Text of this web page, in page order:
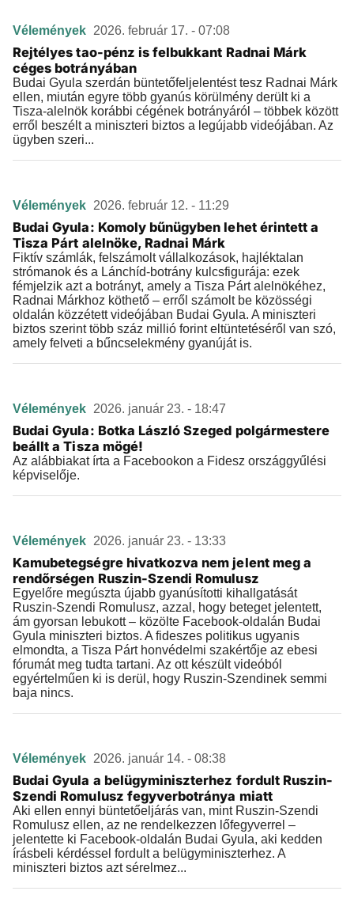
Vélemények 2026. február 17. - 07:08
Rejtélyes tao-pénz is felbukkant Radnai Márk
céges botrányában
Budai Gyula szerdán büntetőfeljelentést tesz Radnai Márk
ellen, miután egyre több gyanús körülmény derült ki a
Tisza-alelnök korábbi cégének botrányáról – többek között
erről beszélt a miniszteri biztos a legújabb videójában. Az
ügyben szeri...
Vélemények 2026. február 12. - 11:29
Budai Gyula: Komoly bűnügyben lehet érintett a
Tisza Párt alelnöke, Radnai Márk
Fiktív számlák, felszámolt vállalkozások, hajléktalan
strómanok és a Lánchíd-botrány kulcsfigurája: ezek
fémjelzik azt a botrányt, amely a Tisza Párt alelnökéhez,
Radnai Márkhoz köthető – erről számolt be közösségi
oldalán közzétett videójában Budai Gyula. A miniszteri
biztos szerint több száz millió forint eltüntetéséről van szó,
amely felveti a bűncselekmény gyanúját is.
Vélemények 2026. január 23. - 18:47
Budai Gyula: Botka László Szeged polgármestere
beállt a Tisza mögé!
Az alábbiakat írta a Facebookon a Fidesz országgyűlési
képviselője.
Vélemények 2026. január 23. - 13:33
Kamubetegségre hivatkozva nem jelent meg a
rendőrségen Ruszin-Szendi Romulusz
Egyelőre megúszta újabb gyanúsítotti kihallgatását
Ruszin-Szendi Romulusz, azzal, hogy beteget jelentett,
ám gyorsan lebukott – közölte Facebook-oldalán Budai
Gyula miniszteri biztos. A fideszes politikus ugyanis
elmondta, a Tisza Párt honvédelmi szakértője az ebesi
fórumát meg tudta tartani. Az ott készült videóból
egyértelműen ki is derül, hogy Ruszin-Szendinek semmi
baja nincs.
Vélemények 2026. január 14. - 08:38
Budai Gyula a belügyminiszterhez fordult Ruszin-
Szendi Romulusz fegyverbotránya miatt
Aki ellen ennyi büntetőeljárás van, mint Ruszin-Szendi
Romulusz ellen, az ne rendelkezzen lőfegyverrel –
jelentette ki Facebook-oldalán Budai Gyula, aki kedden
írásbeli kérdéssel fordult a belügyminiszterhez. A
miniszteri biztos azt sérelmez...